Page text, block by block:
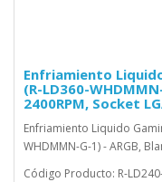
Enfriamiento Liquido
(R-LD360-
2400RPM, Socket
Enfriamiento Liquido
WHDMMN-G-1) - ARGB,
Código Producto: R-